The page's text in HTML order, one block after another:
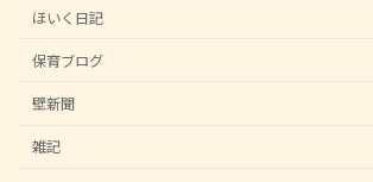
ほいく日記
保育ブログ
壁新聞
雑記